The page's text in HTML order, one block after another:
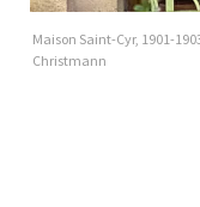
Maison Saint-Cyr, 1901-
Christmann